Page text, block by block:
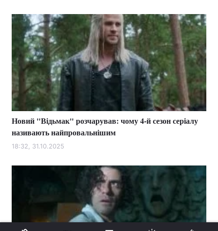
Новий "Відьмак" розчарував: чому 4-й сезон серіалу
називають найпровальнішим
18:32, 31.10.2025